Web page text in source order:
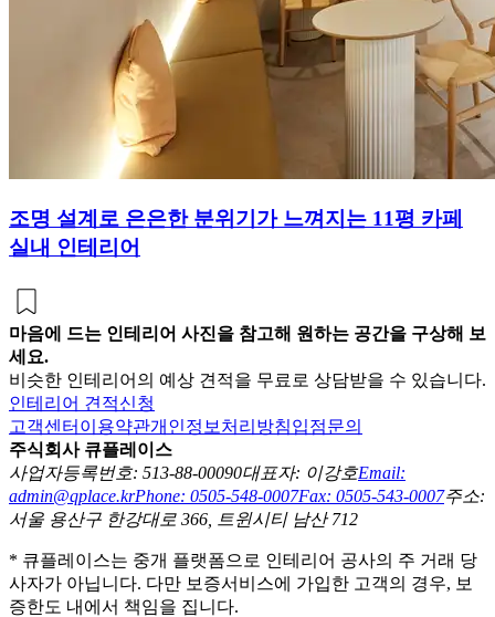
조명 설계로 은은한 분위기가 느껴지는 11평 카페
실내 인테리어
마음에 드는 인테리어 사진을 참고해 원하는 공간을 구상해 보
세요.
비슷한 인테리어의 예상 견적을 무료로 상담받을 수 있습니다.
인테리어 견적신청
고객센터 이용약관개인정보처리방침입점문의
주식회사 큐플레이스
사업자등록번호: 513-88-00090대표자: 이강호Email:
admin@qplace.krPhone: 0505-548-0007Fax: 0505-543-0007주소:
서울 용산구 한강대로 366, 트윈시티 남산 712
* 큐플레이스는 중개 플랫폼으로 인테리어 공사의 주 거래 당
사자가 아닙니다. 다만 보증서비스에 가입한 고객의 경우, 보
증한도 내에서 책임을 집니다.